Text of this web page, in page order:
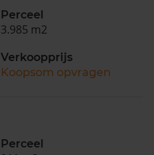
Perceel
3.985 m2
Verkoopprijs
Koopsom opvragen
Perceel